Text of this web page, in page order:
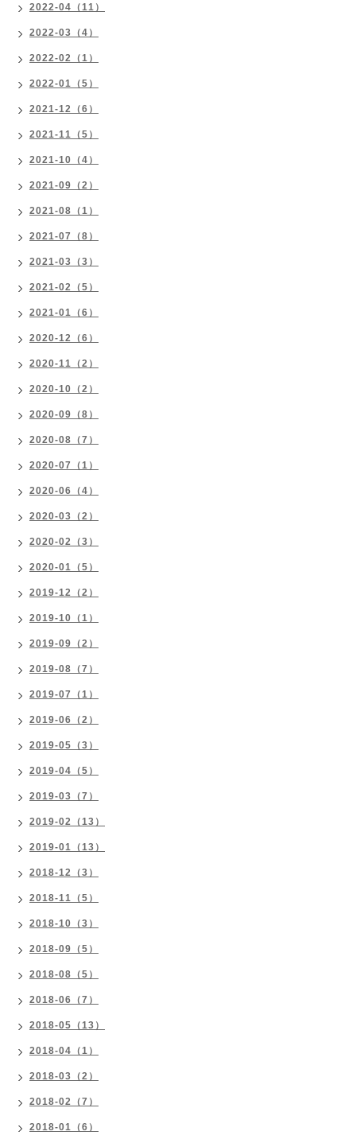
2022-04（11）
2022-03（4）
2022-02（1）
2022-01（5）
2021-12（6）
2021-11（5）
2021-10（4）
2021-09（2）
2021-08（1）
2021-07（8）
2021-03（3）
2021-02（5）
2021-01（6）
2020-12（6）
2020-11（2）
2020-10（2）
2020-09（8）
2020-08（7）
2020-07（1）
2020-06（4）
2020-03（2）
2020-02（3）
2020-01（5）
2019-12（2）
2019-10（1）
2019-09（2）
2019-08（7）
2019-07（1）
2019-06（2）
2019-05（3）
2019-04（5）
2019-03（7）
2019-02（13）
2019-01（13）
2018-12（3）
2018-11（5）
2018-10（3）
2018-09（5）
2018-08（5）
2018-06（7）
2018-05（13）
2018-04（1）
2018-03（2）
2018-02（7）
2018-01（6）